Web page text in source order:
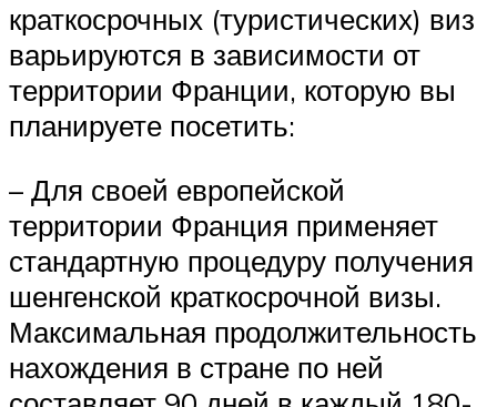
краткосрочных (туристических) виз
варьируются в зависимости от
территории Франции, которую вы
планируете посетить:
– Для своей европейской
территории Франция применяет
стандартную процедуру получения
шенгенской краткосрочной визы.
Максимальная продолжительность
нахождения в стране по ней